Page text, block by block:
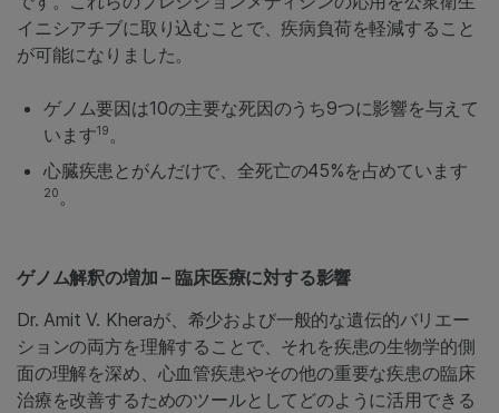
イニシアチブに取り込むことで、疾病負荷を軽減すること
が可能になりました。
ゲノム要因は10の主要な死因のうち9つに影響を与えて
います19。
心臓疾患とがんだけで、全死亡の45%を占めています
20。
ゲノム解釈の増加 – 臨床医療に対する影響
Dr. Amit V. Kheraが、希少および一般的な遺伝的バリエー
ションの両方を理解することで、それを疾患の生物学的側
面の理解を深め、心血管疾患やその他の重要な疾患の臨床
治療を改善するためのツールとしてどのように活用できる